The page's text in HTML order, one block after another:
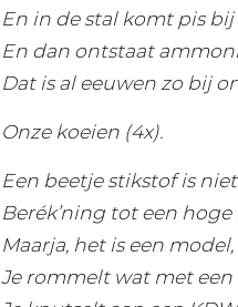
En in de stal komt pis bij
En dan ontstaat
Dat is al eeuwen zo bij
Onze koeien (4x).
Een beetje stikstof is
Berék’ning tot een hoge
Maarja, het is een
Je rommelt wat met een